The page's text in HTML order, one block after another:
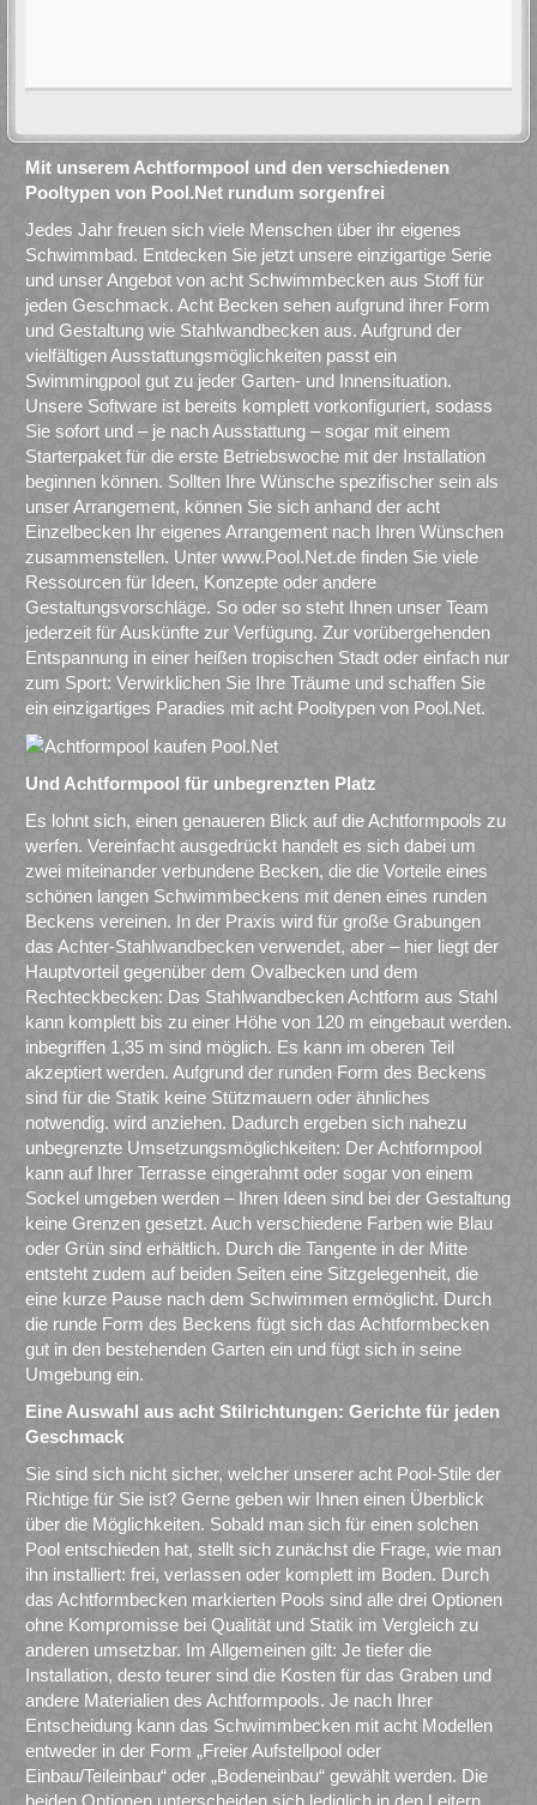
Mit unserem Achtformpool und den verschiedenen
Pooltypen von Pool.Net rundum sorgenfrei
Jedes Jahr freuen sich viele Menschen über ihr eigenes
Schwimmbad. Entdecken Sie jetzt unsere einzigartige Serie
und unser Angebot von acht Schwimmbecken aus Stoff für
jeden Geschmack. Acht Becken sehen aufgrund ihrer Form
und Gestaltung wie Stahlwandbecken aus. Aufgrund der
vielfältigen Ausstattungsmöglichkeiten passt ein
Swimmingpool gut zu jeder Garten- und Innensituation.
Unsere Software ist bereits komplett vorkonfiguriert, sodass
Sie sofort und – je nach Ausstattung – sogar mit einem
Starterpaket für die erste Betriebswoche mit der Installation
beginnen können. Sollten Ihre Wünsche spezifischer sein als
unser Arrangement, können Sie sich anhand der acht
Einzelbecken Ihr eigenes Arrangement nach Ihren Wünschen
zusammenstellen. Unter www.Pool.Net.de finden Sie viele
Ressourcen für Ideen, Konzepte oder andere
Gestaltungsvorschläge. So oder so steht Ihnen unser Team
jederzeit für Auskünfte zur Verfügung. Zur vorübergehenden
Entspannung in einer heißen tropischen Stadt oder einfach nur
zum Sport: Verwirklichen Sie Ihre Träume und schaffen Sie
ein einzigartiges Paradies mit acht Pooltypen von Pool.Net.
Und Achtformpool für unbegrenzten Platz
Es lohnt sich, einen genaueren Blick auf die Achtformpools zu
werfen. Vereinfacht ausgedrückt handelt es sich dabei um
zwei miteinander verbundene Becken, die die Vorteile eines
schönen langen Schwimmbeckens mit denen eines runden
Beckens vereinen. In der Praxis wird für große Grabungen
das Achter-Stahlwandbecken verwendet, aber – hier liegt der
Hauptvorteil gegenüber dem Ovalbecken und dem
Rechteckbecken: Das Stahlwandbecken Achtform aus Stahl
kann komplett bis zu einer Höhe von 120 m eingebaut werden.
inbegriffen 1,35 m sind möglich. Es kann im oberen Teil
akzeptiert werden. Aufgrund der runden Form des Beckens
sind für die Statik keine Stützmauern oder ähnliches
notwendig. wird anziehen. Dadurch ergeben sich nahezu
unbegrenzte Umsetzungsmöglichkeiten: Der Achtformpool
kann auf Ihrer Terrasse eingerahmt oder sogar von einem
Sockel umgeben werden – Ihren Ideen sind bei der Gestaltung
keine Grenzen gesetzt. Auch verschiedene Farben wie Blau
oder Grün sind erhältlich. Durch die Tangente in der Mitte
entsteht zudem auf beiden Seiten eine Sitzgelegenheit, die
eine kurze Pause nach dem Schwimmen ermöglicht. Durch
die runde Form des Beckens fügt sich das Achtformbecken
gut in den bestehenden Garten ein und fügt sich in seine
Umgebung ein.
Eine Auswahl aus acht Stilrichtungen: Gerichte für jeden
Geschmack
Sie sind sich nicht sicher, welcher unserer acht Pool-Stile der
Richtige für Sie ist? Gerne geben wir Ihnen einen Überblick
über die Möglichkeiten. Sobald man sich für einen solchen
Pool entschieden hat, stellt sich zunächst die Frage, wie man
ihn installiert: frei, verlassen oder komplett im Boden. Durch
das Achtformbecken markierten Pools sind alle drei Optionen
ohne Kompromisse bei Qualität und Statik im Vergleich zu
anderen umsetzbar. Im Allgemeinen gilt: Je tiefer die
Installation, desto teurer sind die Kosten für das Graben und
andere Materialien des Achtformpools. Je nach Ihrer
Entscheidung kann das Schwimmbecken mit acht Modellen
entweder in der Form „Freier Aufstellpool oder
Einbau/Teileinbau“ oder „Bodeneinbau“ gewählt werden. Die